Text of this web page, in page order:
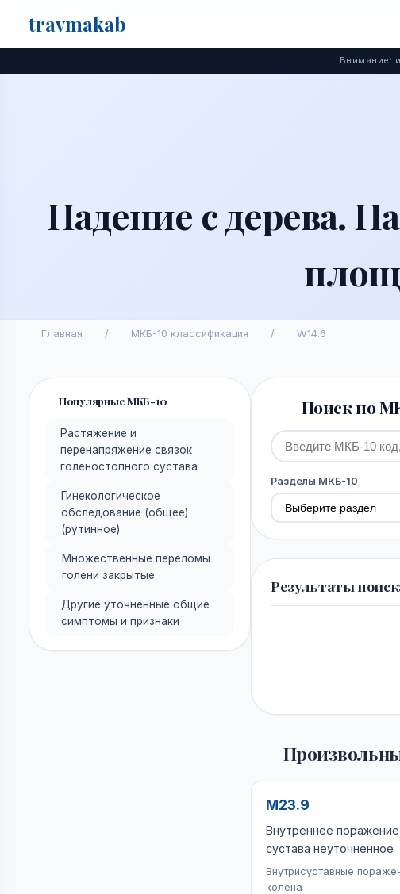
travmakab
Внимание:
Падение с дерева.
Главная / МКБ-10 классификация / W14.6
Популярные МКБ-10
Растяжение и
перенапряжение связок
голеностопного сустава
Гинекологическое
обследование (общее)
(рутинное)
Множественные переломы
голени закрытые
Другие уточненные общие
симптомы и признаки
Поиск по
Разделы МКБ-10
Результаты
M23.9
Внутреннее поражение
сустава неуточненное
Внутрисуставные
колена